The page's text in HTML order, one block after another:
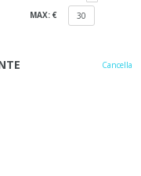
MAX: € 30
Cancella